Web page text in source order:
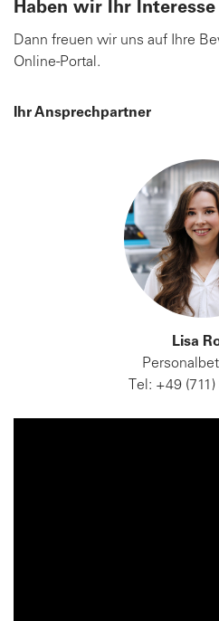
Haben wir Ihr
Dann freuen wir uns auf Ihre
Online-Portal.
Ihr Ansprechpartner
Lisa
Tel: +49